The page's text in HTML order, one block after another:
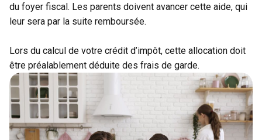
du foyer fiscal. Les parents doivent avancer cette aide, qui
leur sera par la suite remboursée.
Lors du calcul de votre crédit d’impôt, cette allocation doit
être préalablement déduite des frais de garde.